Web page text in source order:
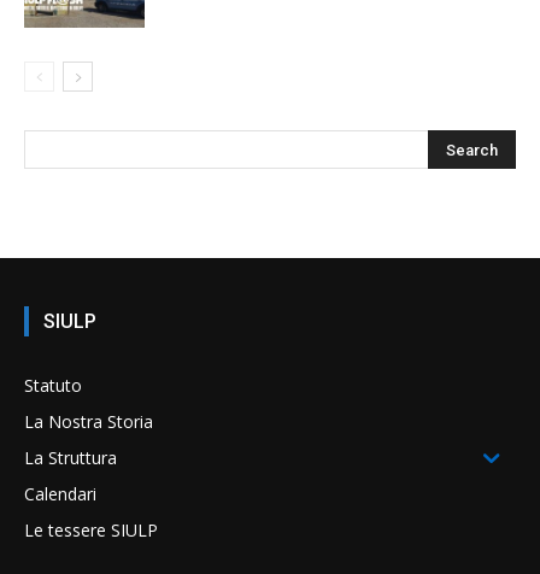
SIULP
Statuto
La Nostra Storia
La Struttura
Calendari
Le tessere SIULP